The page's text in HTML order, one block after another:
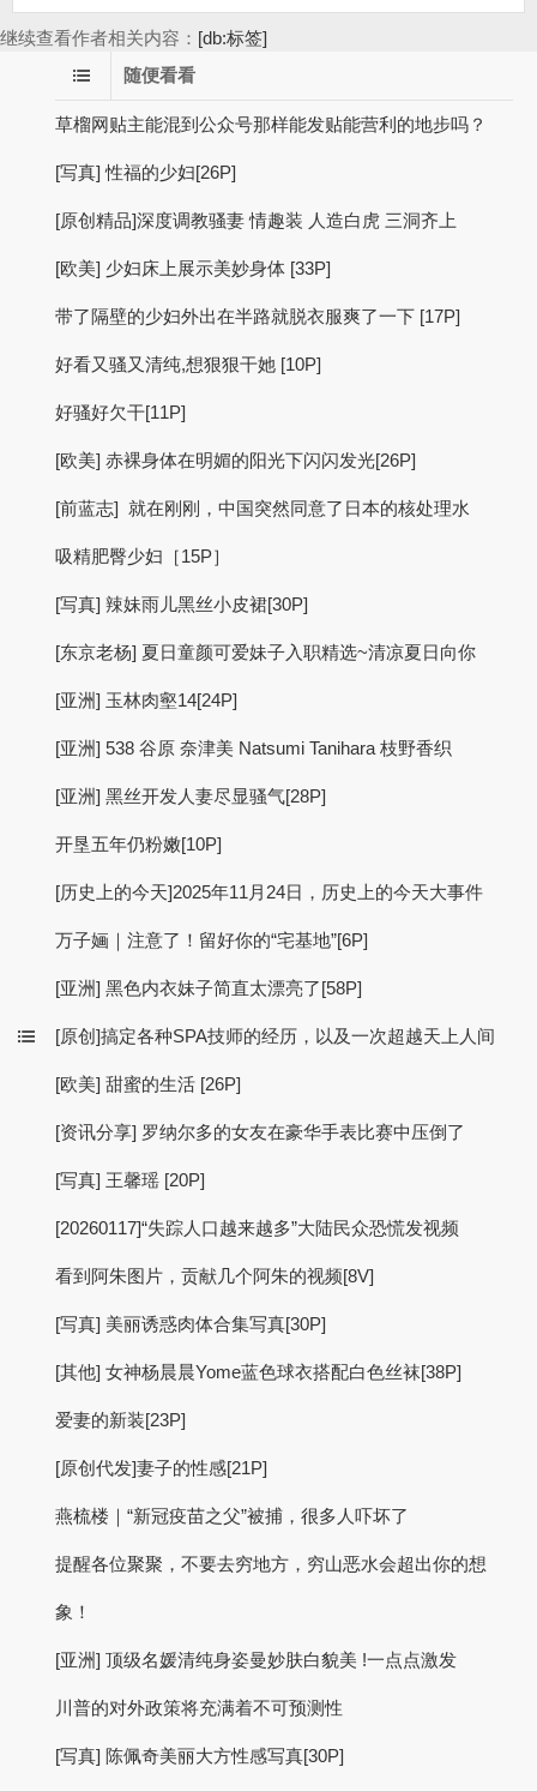
继续查看作者相关内容： [db:标签]
随便看看
草榴网贴主能混到公众号那样能发贴能营利的地步吗？
[写真] 性福的少妇[26P]
[原创精品]深度调教骚妻 情趣装 人造白虎 三洞齐上
[欧美] 少妇床上展示美妙身体 [33P]
带了隔壁的少妇外出在半路就脱衣服爽了一下 [17P]
好看又骚又清纯,想狠狠干她 [10P]
好骚好欠干[11P]
[欧美] 赤裸身体在明媚的阳光下闪闪发光[26P]
[前蓝志] 就在刚刚，中国突然同意了日本的核处理水
吸精肥臀少妇［15P］
[写真] 辣妹雨儿黑丝小皮裙[30P]
[东京老杨] 夏日童颜可爱妹子入职精选~清凉夏日向你
[亚洲] 玉林肉壑14[24P]
[亚洲] 538 谷原 奈津美 Natsumi Tanihara 枝野香织
[亚洲] 黑丝开发人妻尽显骚气[28P]
开垦五年仍粉嫩[10P]
[历史上的今天]2025年11月24日，历史上的今天大事件
万子婳｜注意了！留好你的“宅基地”[6P]
[亚洲] 黑色内衣妹子简直太漂亮了[58P]
[原创]搞定各种SPA技师的经历，以及一次超越天上人间
[欧美] 甜蜜的生活 [26P]
[资讯分享] 罗纳尔多的女友在豪华手表比赛中压倒了
[写真] 王馨瑶 [20P]
[20260117]“失踪人口越来越多”大陆民众恐慌发视频
看到阿朱图片，贡献几个阿朱的视频[8V]
[写真] 美丽诱惑肉体合集写真[30P]
[其他] 女神杨晨晨Yome蓝色球衣搭配白色丝袜[38P]
爱妻的新装[23P]
[原创代发]妻子的性感[21P]
燕梳楼｜“新冠疫苗之父”被捕，很多人吓坏了
提醒各位聚聚，不要去穷地方，穷山恶水会超出你的想
象！
[亚洲] 顶级名媛清纯身姿曼妙肤白貌美 !一点点激发
川普的对外政策将充满着不可预测性
[写真] 陈佩奇美丽大方性感写真[30P]